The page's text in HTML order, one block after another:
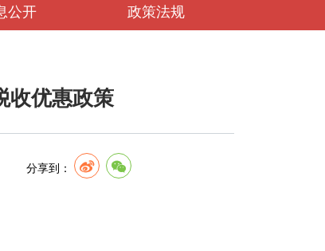
公开 政策法规
收优惠政策
分享到：